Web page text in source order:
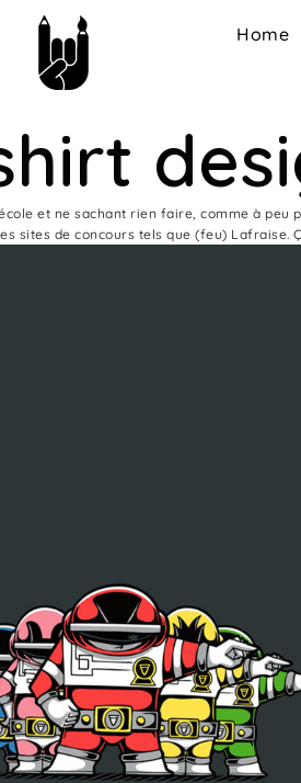
Home
et ne sachant rien faire, comme à peu
sites de concours tels que (feu)